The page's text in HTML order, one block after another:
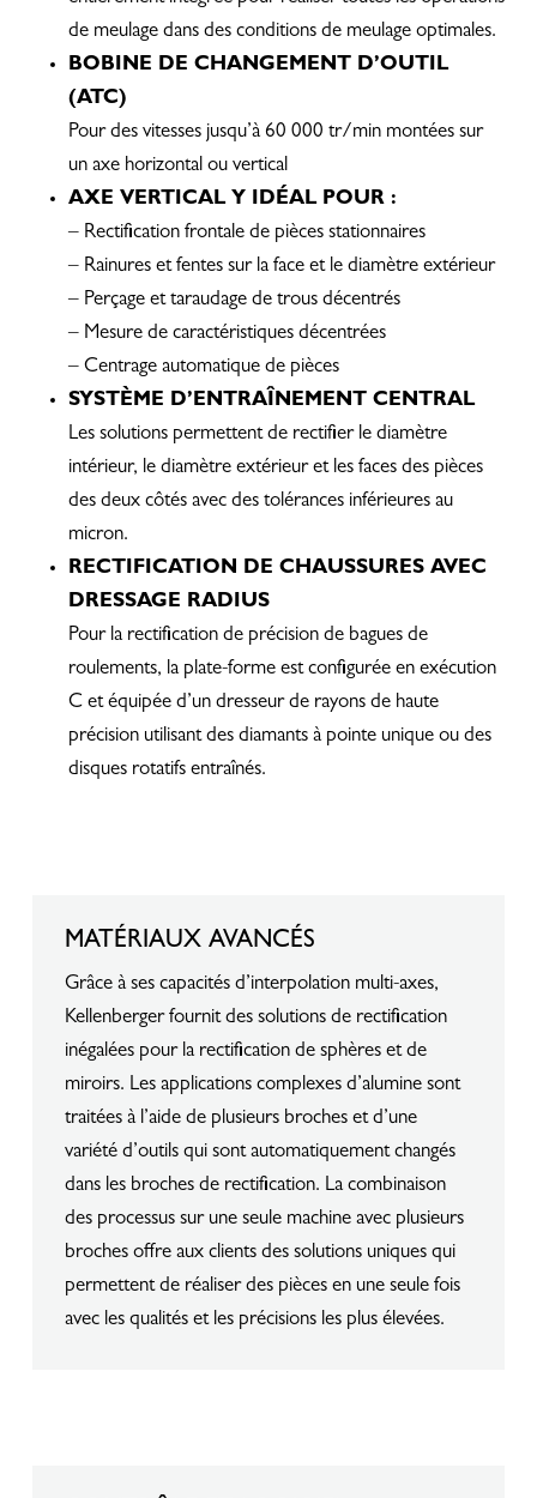
de meulage dans des conditions de meulage optimales.
BOBINE DE CHANGEMENT D’OUTIL
(ATC)
Pour des vitesses jusqu’à 60 000 tr/min montées sur
un axe horizontal ou vertical
AXE VERTICAL Y IDÉAL POUR :
– Rectification frontale de pièces stationnaires
– Rainures et fentes sur la face et le diamètre extérieur
– Perçage et taraudage de trous décentrés
– Mesure de caractéristiques décentrées
– Centrage automatique de pièces
SYSTÈME D’ENTRAÎNEMENT CENTRAL
Les solutions permettent de rectifier le diamètre
intérieur, le diamètre extérieur et les faces des pièces
des deux côtés avec des tolérances inférieures au
micron.
RECTIFICATION DE CHAUSSURES AVEC
DRESSAGE RADIUS
Pour la rectification de précision de bagues de
roulements, la plate-forme est configurée en exécution
C et équipée d’un dresseur de rayons de haute
précision utilisant des diamants à pointe unique ou des
disques rotatifs entraînés.
MATÉRIAUX AVANCÉS
Grâce à ses capacités d’interpolation multi-axes,
Kellenberger fournit des solutions de rectification
inégalées pour la rectification de sphères et de
miroirs. Les applications complexes d’alumine sont
traitées à l’aide de plusieurs broches et d’une
variété d’outils qui sont automatiquement changés
dans les broches de rectification. La combinaison
des processus sur une seule machine avec plusieurs
broches offre aux clients des solutions uniques qui
permettent de réaliser des pièces en une seule fois
avec les qualités et les précisions les plus élevées.